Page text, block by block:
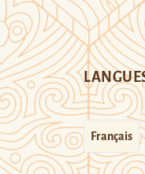
Français